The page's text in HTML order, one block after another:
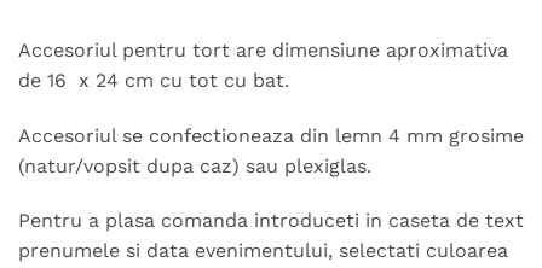
Accesoriul pentru tort are dimensiune aproximativa
de 16 x 24 cm cu tot cu bat.
Accesoriul se confectioneaza din lemn 4 mm grosime
(natur/vopsit dupa caz) sau plexiglas.
Pentru a plasa comanda introduceti in caseta de text
prenumele si data evenimentului, selectati culoarea